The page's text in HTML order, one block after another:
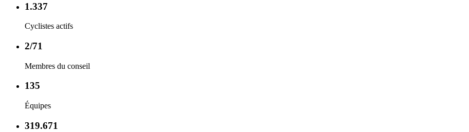
1.337
Cyclistes actifs
2/71
Membres du conseil
135
Équipes
319.671